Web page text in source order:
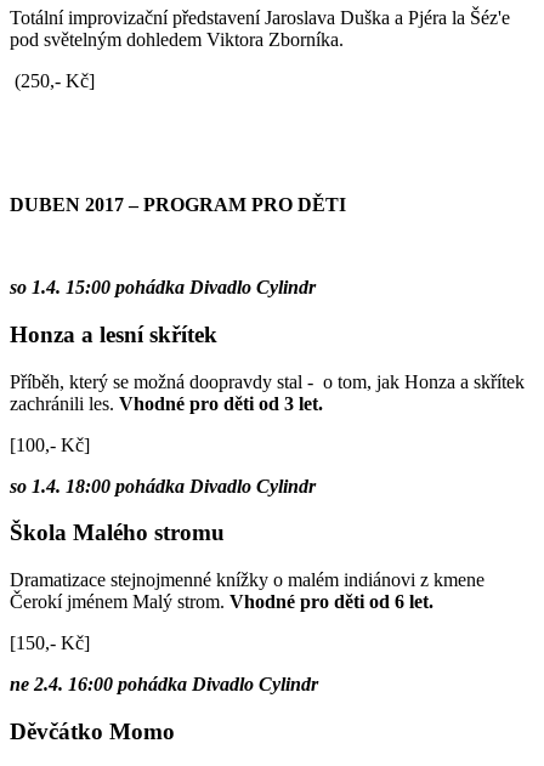
Totální improvizační představení Jaroslava Duška a Pjéra la Šéz'e
pod světelným dohledem Viktora Zborníka.
(250,- Kč]
DUBEN 2017 – PROGRAM PRO DĚTI
so 1.4. 15:00 pohádka Divadlo Cylindr
Honza a lesní skřítek
Příběh, který se možná doopravdy stal - o tom, jak Honza a skřítek
zachránili les. Vhodné pro děti od 3 let.
[100,- Kč]
so 1.4. 18:00 pohádka Divadlo Cylindr
Škola Malého stromu
Dramatizace stejnojmenné knížky o malém indiánovi z kmene
Čerokí jménem Malý strom. Vhodné pro děti od 6 let.
[150,- Kč]
ne 2.4. 16:00 pohádka Divadlo Cylindr
Děvčátko Momo